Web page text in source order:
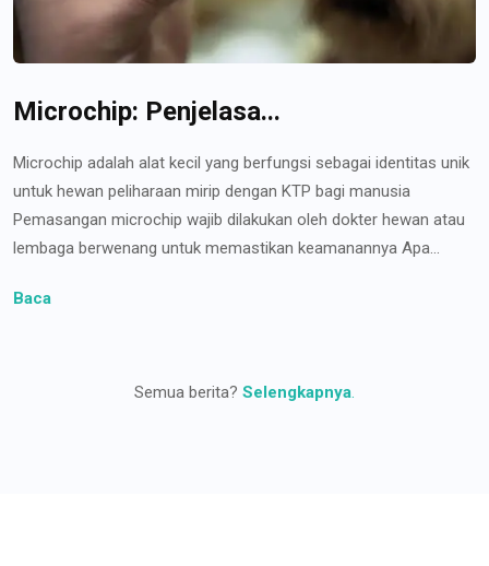
Microchip: Penjelasa...
Microchip adalah alat kecil yang berfungsi sebagai identitas unik
untuk hewan peliharaan mirip dengan KTP bagi manusia
Pemasangan microchip wajib dilakukan oleh dokter hewan atau
lembaga berwenang untuk memastikan keamanannya Apa...
Baca
Semua berita? Selengkapnya.